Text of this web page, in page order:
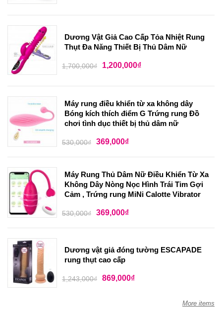
Dương Vật Giả Cao Cấp Tỏa Nhiệt Rung
Thụt Đa Năng Thiết Bị Thủ Dâm Nữ
1,700,000₫ 1,200,000₫
Máy rung điều khiển từ xa không dây
Bóng kích thích điểm G Trứng rung Đồ
chơi tình dục thiết bị thủ dâm nữ
530,000₫ 369,000₫
Máy Rung Thủ Dâm Nữ Điều Khiển Từ Xa
Không Dây Nòng Nọc Hình Trái Tim Gợi
Cảm , Trứng rung MiNi Calotte Vibrator
530,000₫ 369,000₫
Dương vật giả đóng tường ESCAPADE
rung thụt cao cấp
1,243,000₫ 869,000₫
More items